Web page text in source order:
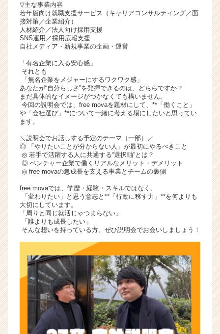
e
r
C
r
e
r）
▽主な事業内容
若年層向け就職支援サービス（キャリアコンサルティング／面
接対策／企業紹介）
人材紹介／法人向け採用支援
SNS運用／採用広報支援
自社メディア・新規事業の企画・運営
「有名企業に入る安心感」
それとも
「無名企業をメジャーにするワクワク感」
あなたが“自分らしさ”を発揮できるのは、どちらですか？
まだ具体的なイメージがつかなくても構いません。
今回の説明会では、free movaを題材にして、**「働くこと」
や「会社選び」**について一緒に考える場にしたいと思ってい
ます。
＼説明会でお話しする予定のテーマ（一部）／
◎ 「やりたいことが分からない人」が最初にやるべきこと
◎ 若手で活躍する人に共通する“選択軸”とは？
◎ ベンチャー企業で働くリアルなメリット・デメリット
◎ free movaの急成長を支える事業とチームの裏側
free movaでは、学歴・経験・スキルではなく、
「変わりたい」と思う意志と**「行動に移す力」**を何よりも
大切にしています。
「周りと同じ就活じゃつまらない」
「誰よりも成長したい」
そんな想いを持っている方、ぜひ説明会でお会いしましょう！